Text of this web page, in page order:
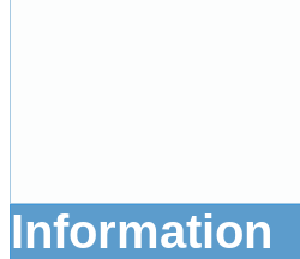
Information